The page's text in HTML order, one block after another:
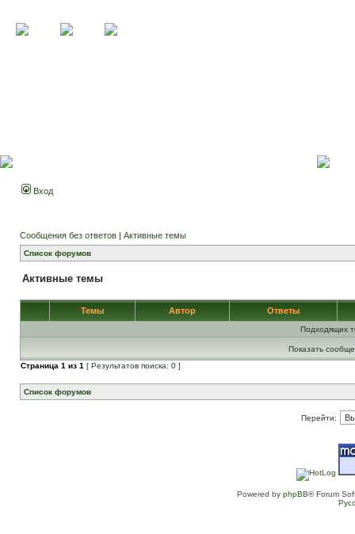
Вход
Сообщения без ответов | Активные темы
Список форумов
Активные темы
Темы Автор Ответы
Подходящих
Показать
Страница 1 из 1 [ Результатов поиска: 0 ]
Список форумов
Перейти:
Powered by phpBB® Forum